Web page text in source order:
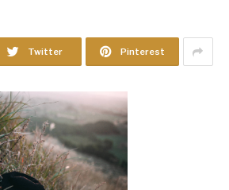
Twitter Pinterest